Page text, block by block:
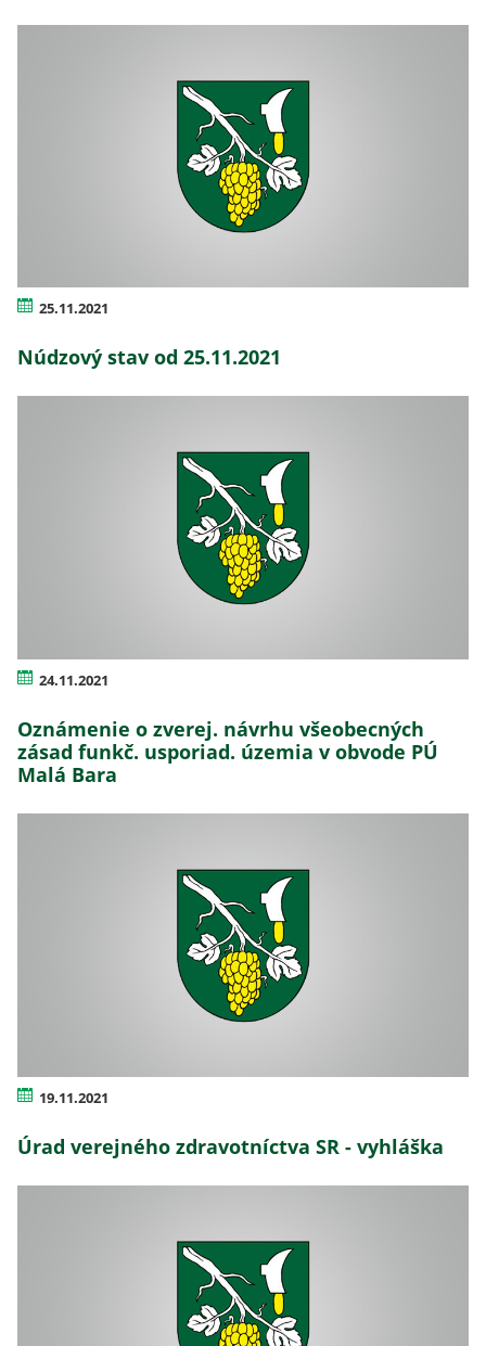
25.11.2021
Núdzový stav od 25.11.2021
24.11.2021
Oznámenie o zverej. návrhu všeobecných
zásad funkč. usporiad. územia v obvode PÚ
Malá Bara
19.11.2021
Úrad verejného zdravotníctva SR - vyhláška